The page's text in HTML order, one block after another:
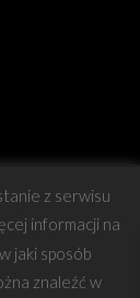
z serwisu
informacji na
jaki sposób
znaleźć w